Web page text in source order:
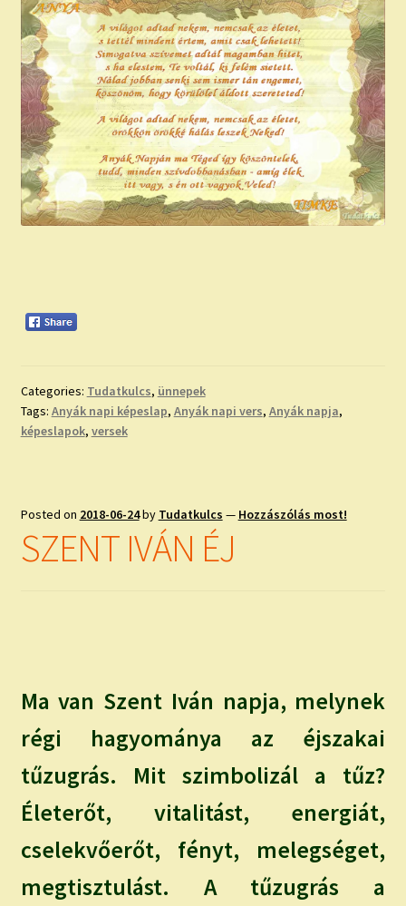
Categories: Tudatkulcs, ünnepek
Tags: Anyák napi képeslap, Anyák napi vers, Anyák napja,
képeslapok, versek
Posted on 2018-06-24by Tudatkulcs — Hozzászólás most!
SZENT IVÁN ÉJ
Ma van Szent Iván napja, melynek
régi hagyománya az éjszakai
tűzugrás. Mit szimbolizál a tűz?
Életerőt, vitalitást, energiát,
cselekvőerőt, fényt, melegséget,
megtisztulást. A tűzugrás a